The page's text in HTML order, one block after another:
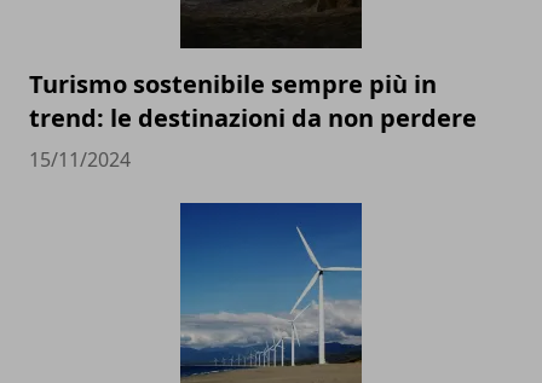
Turismo sostenibile sempre più in
trend: le destinazioni da non perdere
15/11/2024